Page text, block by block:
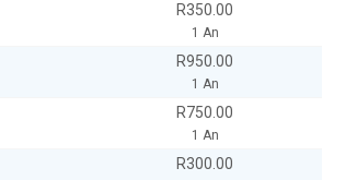
R350.00
1 An
R950.00
1 An
R750.00
1 An
R300.00